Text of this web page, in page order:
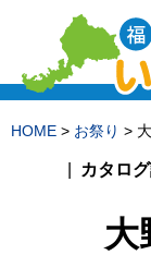
HOME > お祭り >
カタロ